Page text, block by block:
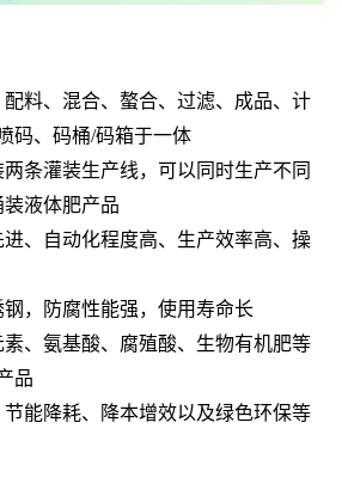
料、混合、螯合、过滤、成品、计
码、码桶/码箱于一体
条灌装生产线，可以同时生产不同
装液体肥产品
、自动化程度高、生产效率高、操
，防腐性能强，使用寿命长
、氨基酸、腐殖酸、生物有机肥等
品
能降耗、降本增效以及绿色环保等